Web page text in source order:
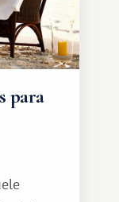
para